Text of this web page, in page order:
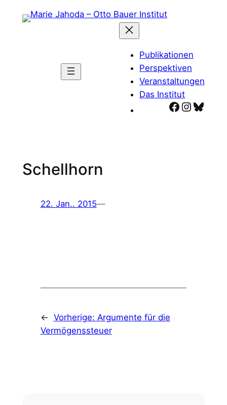
Inhalt
Publikationen
Perspektiven
Veranstaltungen
Das Institut
Facebook
Schellhorn
22. Jan.. 2015—
← Vorherige: Argumente für die
Vermögenssteuer